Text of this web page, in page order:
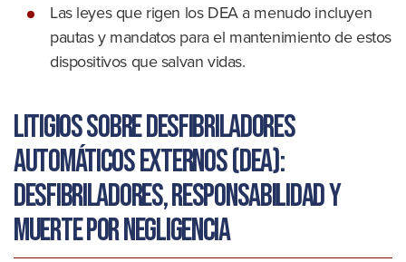
Las leyes que rigen los DEA a menudo incluyen
pautas y mandatos para el mantenimiento de estos
dispositivos que salvan vidas.
Litigios sobre desfibriladores
automáticos externos (DEA):
desfibriladores, responsabilidad y
muerte por negligencia